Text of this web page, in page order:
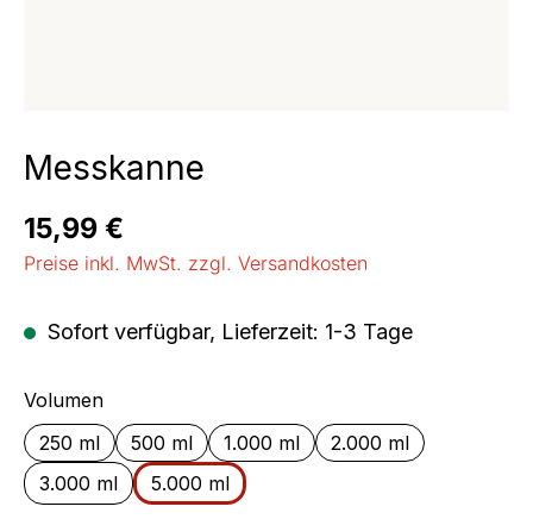
Messkanne
Regulärer Preis:
15,99 €
Preise inkl. MwSt. zzgl. Versandkosten
Sofort verfügbar, Lieferzeit: 1-3 Tage
Volumenauswählen
250 ml
500 ml 1.000 ml
2.000 ml
3.000 ml
5.000 ml